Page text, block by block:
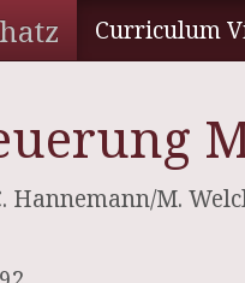
Curriculum
Hannemann/M.